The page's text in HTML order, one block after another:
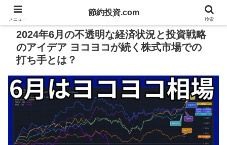
PR
2024年6月の不透明な経済状況と投資戦略
のアイデア ヨコヨコが続く株式市場での
打ち手とは？
メニュー
節約投資.com
検索